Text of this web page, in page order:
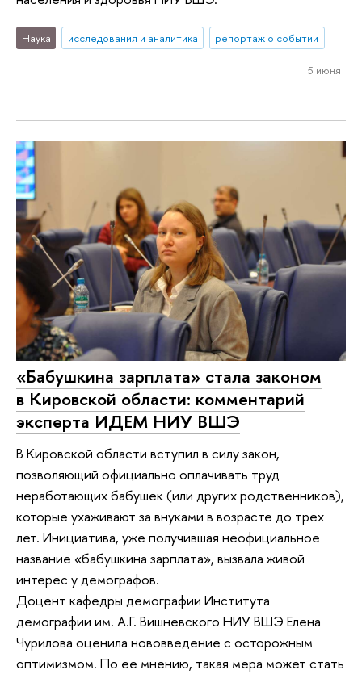
Наука исследования и аналитика репортаж о событии
5 июня
«Бабушкина зарплата» стала законом
в Кировской области: комментарий
эксперта ИДЕМ НИУ ВШЭ
В Кировской области вступил в силу закон,
позволяющий официально оплачивать труд
неработающих бабушек (или других родственников),
которые ухаживают за внуками в возрасте до трех
лет. Инициатива, уже получившая неофициальное
название «бабушкина зарплата», вызвала живой
интерес у демографов.
Доцент кафедры демографии Института
демографии им. А.Г. Вишневского НИУ ВШЭ Елена
Чурилова оценила нововведение с осторожным
оптимизмом. По ее мнению, такая мера может стать